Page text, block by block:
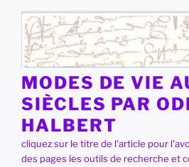
contenu
principal
MODES DE VIE
SIÈCLES PAR
HALBERT
cliquez sur le titre de l'article pour
des pages les outils de recherche et